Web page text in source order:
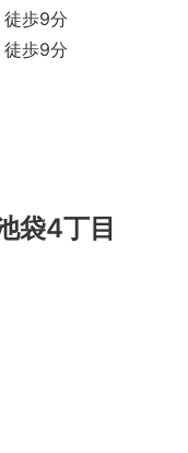
歩9分
歩9分
袋4丁目